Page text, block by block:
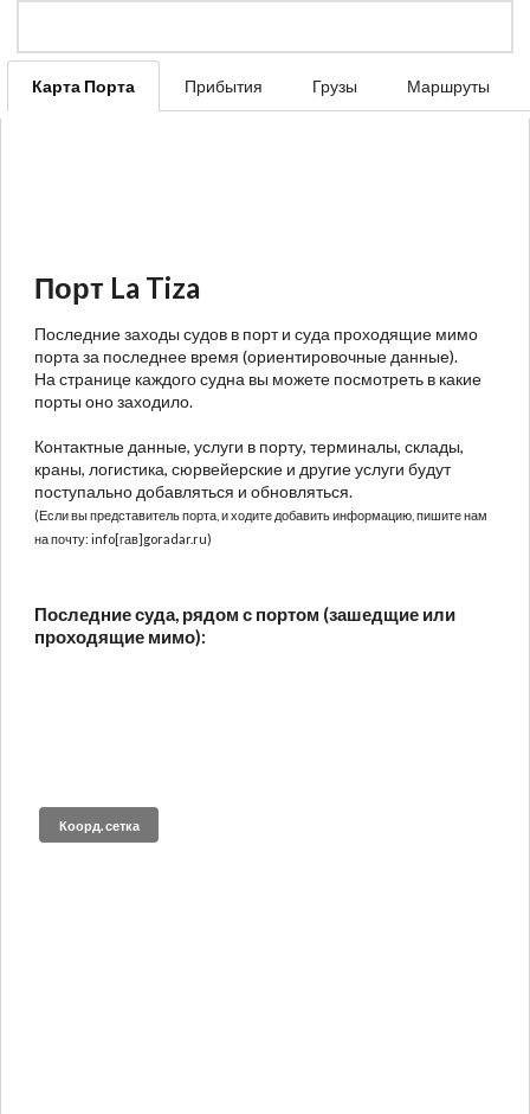
Карта Порта Прибытия Грузы Маршруты
Порт La Tiza
Последние заходы судов в порт и суда проходящие мимо
порта за последнее время (ориентировочные данные).
На странице каждого судна вы можете посмотреть в какие
порты оно заходило.
Контактные данные, услуги в порту, терминалы, склады,
краны, логистика, сюрвейерские и другие услуги будут
поступально добавляться и обновляться.
(Если вы представитель порта, и ходите добавить информацию, пишите нам
на почту: info[гав]goradar.ru)
Последние суда, рядом с портом (зашедщие или
проходящие мимо):
Коорд. сетка